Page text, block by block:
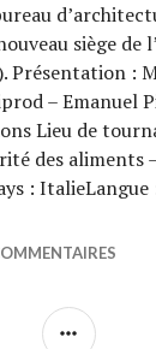
siège de
Présentation :
– Emanuel
Lieu de
des aliments
:
URBAIN